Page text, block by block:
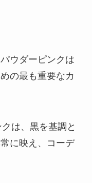
ウダーピンクは
の最も重要なカ
は、黒を基調と
に映え、コーデ